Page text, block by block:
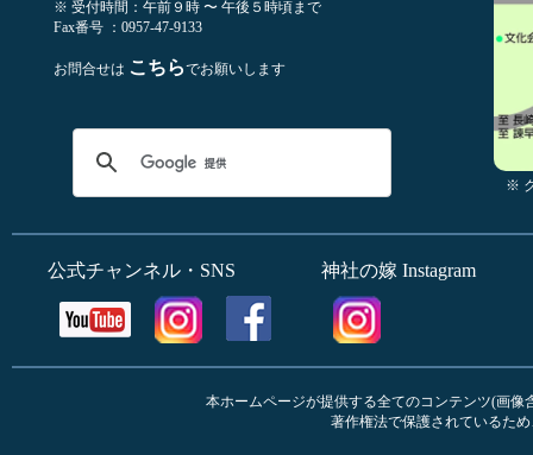
※ 受付時間：午前９時 〜 午後５時頃まで
Fax番号 ：0957-47-9133
お問合せは こちらでお願いします
※
公式チャンネル・SNS 神社の嫁 Instagram
本ホームページが提供する全てのコンテンツ(画
著作権法で保護されているた